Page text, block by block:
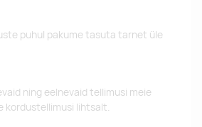
puhul pakume tasuta tarnet üle
ning eelnevaid tellimusi meie
kordustellimusi lihtsalt.